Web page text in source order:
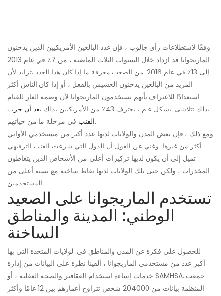
وفقًا لاستطلاعات رأي جالوب ، فإن عدد البالغين الأمريكيين الذين يدخنون
الماريجوانا قد ازداد خلال السنوات الثلاث الماضية ، من 7٪ في عام 2013
إلى 13٪ في عام 2016. من الصعب معرفة ما إذا كان هذا العدد يتزايد لأن
المزيد من البالغين يدخنون الحشيش بالفعل ، أو إذا كان الناس أكثر
استعدادًا للاعتراف بأنهم يستخدمون الماريجوانا لأن وصمة العار للقيام
بذلك تتلاشى. بشكل عام ، يعترف 43٪ من الأمريكيين بذلك
بعد أن جرب
القنبفي مرحلة ما من حياتهم.
ومع ذلك ، فإن بعض المدن والولايات لديها عدد أكبر من مستخدمي الأواني
أكثر من غيرها. وغني عن القول أن الدول التي شرعت القنب الترفيهي
تميل إلى أن يكون لديها تركيزات أعلى من الأشخاص الذين يتعاطون
المخدرات ، ولكن حتى تلك الولايات لديها نقاط ساخنة مع نسبة أعلى من
المستخدمين.
تستخدم الماريجوانا على الصعيد
الوطني: المدينة والمناطق
الساخنة
للحصول على فكرة عن المدن والمناطق في الولايات المتحدة التي بها
أكبر عدد من مستخدمي الماريجوانا ، ألقينا نظرة على البيانات من إدارة
خدمات إساءة استخدام العقاقير والصحة العقلية ، أو SAMHSA. جمعت
المنظمة بيانات من 204000 شخص تتراوح أعمارهم بين 12 عامًا وأكثر